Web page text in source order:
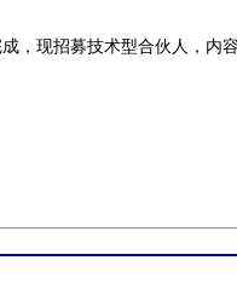
，现招募技术型合伙人，内